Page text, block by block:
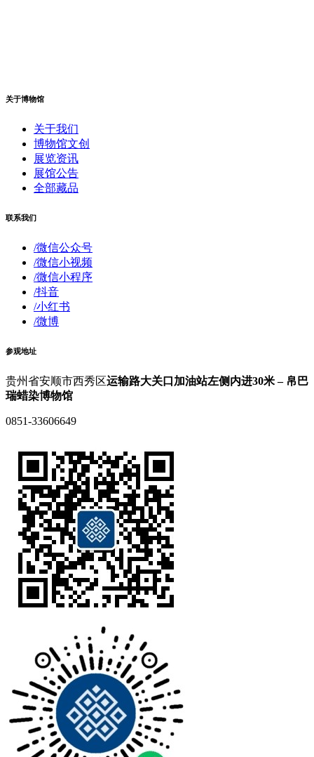
关于博物馆
关于我们
博物馆文创
展览资讯
展馆公告
全部藏品
联系我们
/微信公众号
/微信小视频
/微信小程序
/抖音
/小红书
/微博
参观地址
贵州省安顺市西秀区运输路大关口加油站左侧内进30米 – 帛巴
瑞蜡染博物馆
0851-33606649